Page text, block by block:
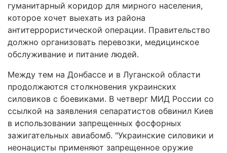
гуманитарный коридор для мирного населения,
которое хочет выехать из района
антитеррористической операции. Правительство
должно организовать перевозки, медицинское
обслуживание и питание людей.
Между тем на Донбассе и в Луганской области
продолжаются столкновения украинских
силовиков с боевиками. В четверг МИД России со
ссылкой на заявления сепаратистов обвинил Киев
в использовании запрещенных фосфорных
зажигательных авиабомб. "Украинские силовики и
неонацисты применяют запрещенное оружие